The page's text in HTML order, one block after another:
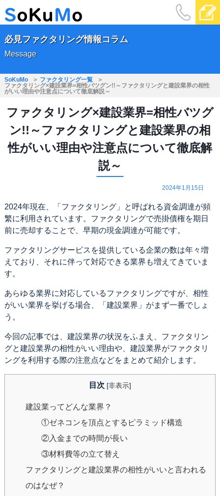
必見ファクタリング情報コラム
Message
SoKuMo
ファクタリング一覧
ファクタリング×建設業界=相性バツグン!!～ファクタリングと建設業界の相性
がいい理由や注意点について徹底解説～
ファクタリング×建設業界=相性バツグ
ン!!～ファクタリングと建設業界の相
性がいい理由や注意点について徹底解
説～
2024年1月15日
2024年現在、「ファクタリング」と呼ばれる資金調達が頻
繁に利用されています。ファクタリングで売掛債権を期日
前に売却することで、早期の現金調達が可能です。
ファクタリングサービスを提供している企業の数は年々増
えており、それに伴って対応できる業界も増えてきていま
す。
あらゆる業界に対応しているファクタリングですが、相性
がいい業界を挙げる場合、「建設業界」がまず一番でしょ
う。
今回の記事では、建設業界の状況をふまえ、ファクタリン
グと建設業界の相性がいい理由や、建設業界がファクタリ
ングを利用する際の注意点などをまとめて紹介します。
目次 [非表示]
建設業ってどんな業界？
①ゼネコンを頂点とするピラミッド構造
②入金までの時間が長い
③材料費等の立て替え
ファクタリングと建設業界の相性がいいと言われる
のはなぜ？